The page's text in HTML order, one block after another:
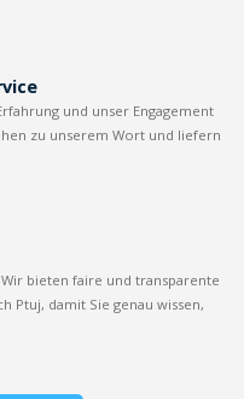
und unser Engagement
zu unserem Wort und liefern
bieten faire und transparente
Ptuj, damit Sie genau wissen,